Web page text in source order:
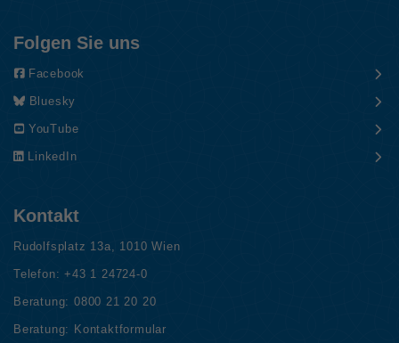
Folgen Sie uns
Facebook
Bluesky
YouTube
LinkedIn
Kontakt
Rudolfsplatz 13a, 1010 Wien
Telefon:+43 1 24724-0
Beratung: 0800 21 20 20
Beratung: Kontaktformular